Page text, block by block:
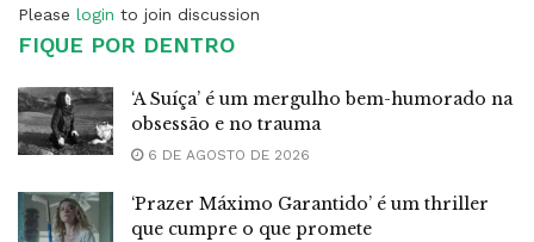
Please login to join discussion
FIQUE POR DENTRO
‘A Suíça’ é um mergulho bem-humorado na
obsessão e no trauma
6 DE AGOSTO DE 2026
‘Prazer Máximo Garantido’ é um thriller
que cumpre o que promete